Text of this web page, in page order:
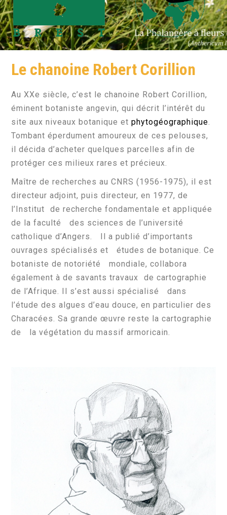
Le chanoine Robert Corillion
Au XXe siècle, c’est le chanoine Robert Corillion,
éminent botaniste angevin, qui décrit l’intérêt du
site aux niveaux botanique etphytogéographique.
Tombant éperdument amoureux de ces pelouses,
il décida d’acheter quelques parcelles afin de
protéger ces milieux rares et précieux.
Maître de recherches au CNRS (1956-1975), il est
directeur adjoint, puis directeur, en 1977, de
l’Institut de recherche fondamentale et appliquée
de la faculté des sciences de l’université
catholique d’Angers. Il a publié d’importants
ouvrages spécialisés et études de botanique. Ce
botaniste de notoriété mondiale, collabora
également à de savants travaux de cartographie
de l’Afrique. Il s’est aussi spécialisé dans
l’étude des algues d’eau douce, en particulier des
Characées. Sa grande œuvre reste la cartographie
de la végétation du massif armoricain.